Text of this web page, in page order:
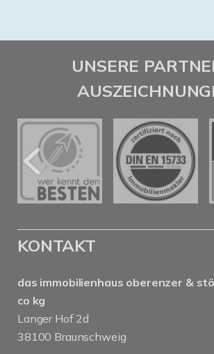
UNSERE
KONTAKT
das immobilienhaus oberenzer &
co kg
Langer Hof 2d
38100 Braunschweig